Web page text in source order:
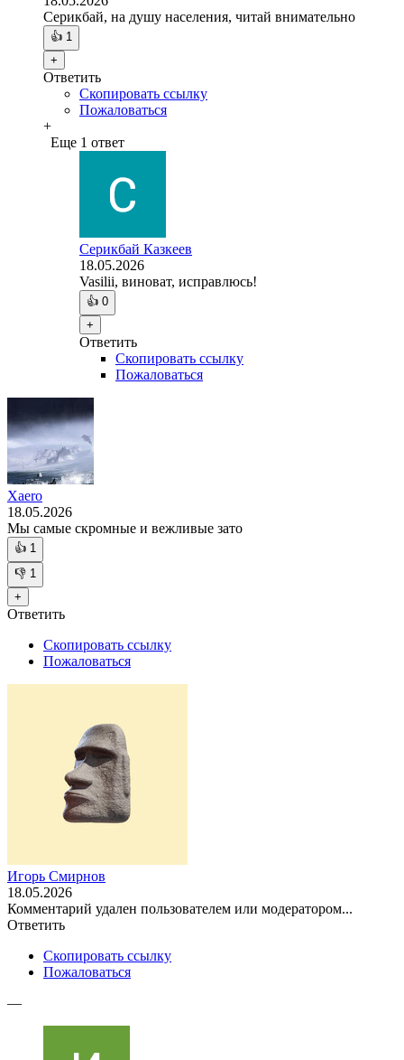
Серикбай, на душу населения, читай внимательно
👍 1
+
Ответить
Скопировать ссылку
Пожаловаться
+
Еще 1 ответ
Серикбай Казкеев
18.05.2026
Vasilii, виноват, исправлюсь!
👍 0
+
Ответить
Скопировать ссылку
Пожаловаться
Xaero
18.05.2026
Мы самые скромные и вежливые зато
👍 1
👎 1
+
Ответить
Скопировать ссылку
Пожаловаться
Игорь Смирнов
18.05.2026
Комментарий удален пользователем или модератором...
Ответить
Скопировать ссылку
Пожаловаться
—